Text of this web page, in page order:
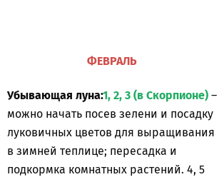
ФЕВРАЛЬ
Убывающая луна:1, 2, 3 (в Скорпионе) –
можно начать посев зелени и посадку
луковичных цветов для выращивания
в зимней теплице; пересадка и
подкормка комнатных растений. 4, 5